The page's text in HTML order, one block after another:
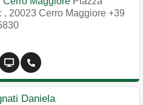
, 20023 Cerro Maggiore +39
Daniela